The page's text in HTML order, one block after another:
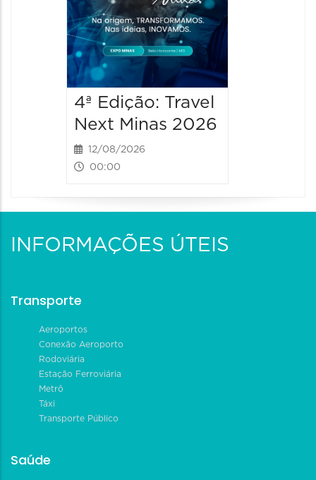
4ª Edição: Travel
Next Minas 2026
12/08/2026
00:00
INFORMAÇÕES ÚTEIS
Transporte
Aeroportos
Conexão Aeroporto
Rodoviária
Estação Ferroviária
Metrô
Táxi
Transporte Público
Saúde